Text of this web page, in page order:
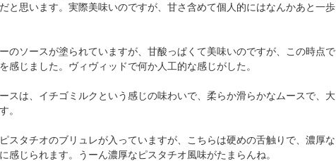
と思います。実際美味いのですが、甘さ含めて個人的にはなんかあと一歩
のソースが塗られていますが、甘酸っぱくて美味いのですが、この時点で
感じました。ヴィヴィッドで何か人工的な感じがした。
スは、イチゴミルクという感じの味わいで、柔らか滑らかなムースで、大
。
スタチオのブリュレが入っていますが、こちらは硬めの舌触りで、濃厚な
感じられます。うーん濃厚なピスタチオ風味がたまらんね。